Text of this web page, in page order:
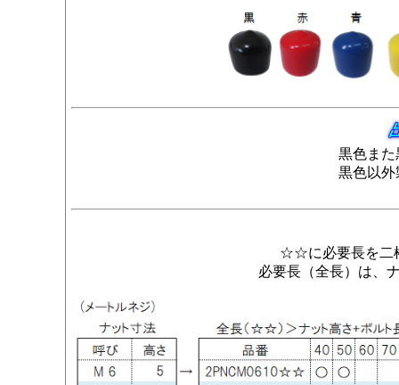
黒色また
黒色以外
☆☆に必要長を二
必要長（全長）は、